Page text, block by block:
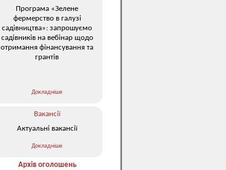
Програма «Зелене
фермерство в галузі
садівництва»: запрошуємо
садівників на вебінар щодо
отримання фінансування та
грантів
Докладніше
Вакансії
Актуальні вакансії
Докладніше
Архів оголошень